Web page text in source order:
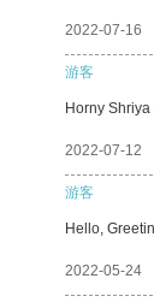
2022-07-16
游客
Horny
2022-07-12
游客
Hello,
2022-05-24